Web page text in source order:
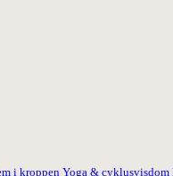
i kroppen Yoga & cyklusvisdom